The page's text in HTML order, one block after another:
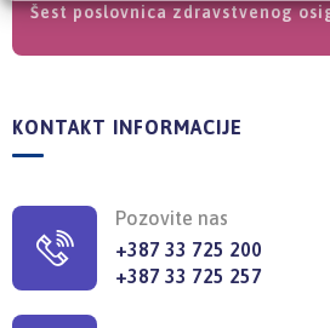
Šest poslovnica zdravstvenog
KONTAKT INFORMACIJE
Pozovite nas
+387 33 725 200
+387 33 725 257